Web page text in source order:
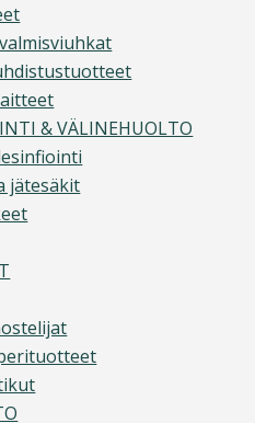
& VÄLINEHUOLTO
jätesäkit